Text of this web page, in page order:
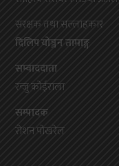
संरक्षक तथा सल्लाहकार
दिलिप योञ्जन तामाङ्ग
सम्वाददाता
रन्जु कोईराला
सम्पादक
रोशन पोखरेल